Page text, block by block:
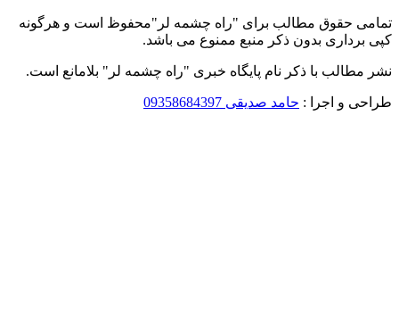
تمامی حقوق مطالب برای "راه چشمه لر"محفوظ است و هرگونه
کپی برداری بدون ذکر منبع ممنوع می باشد.
نشر مطالب با ذکر نام پایگاه خبری "راه چشمه لر" بلامانع است.
طراحی و اجرا : حامد صدیقی 09358684397